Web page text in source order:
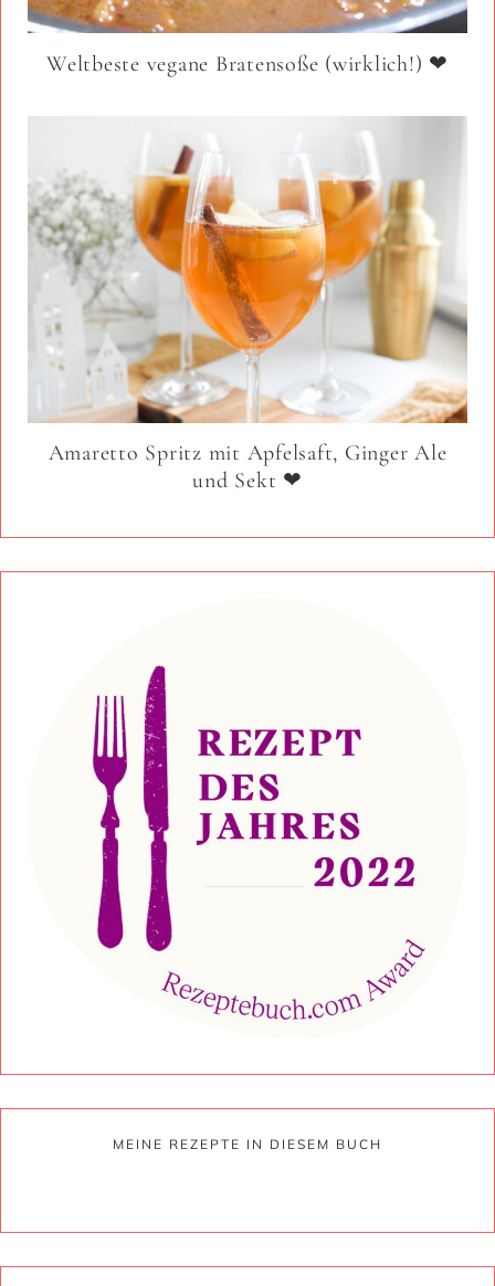
Weltbeste vegane Bratensoße (wirklich!) ❤
Amaretto Spritz mit Apfelsaft, Ginger Ale
und Sekt ❤
MEINE REZEPTE IN DIESEM BUCH